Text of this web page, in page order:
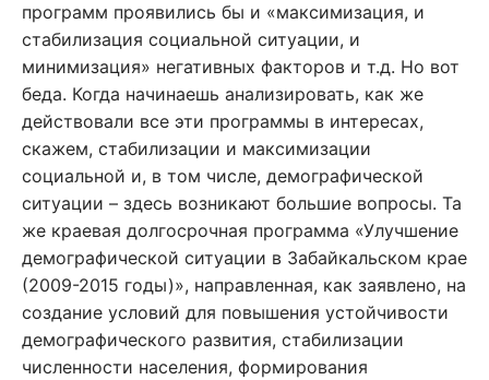
программ проявились бы и «максимизация, и
стабилизация социальной ситуации, и
минимизация» негативных факторов и т.д. Но вот
беда. Когда начинаешь анализировать, как же
действовали все эти программы в интересах,
скажем, стабилизации и максимизации
социальной и, в том числе, демографической
ситуации – здесь возникают большие вопросы. Та
же краевая долгосрочная программа «Улучшение
демографической ситуации в Забайкальском крае
(2009-2015 годы)», направленная, как заявлено, на
создание условий для повышения устойчивости
демографического развития, стабилизации
численности населения, формирования